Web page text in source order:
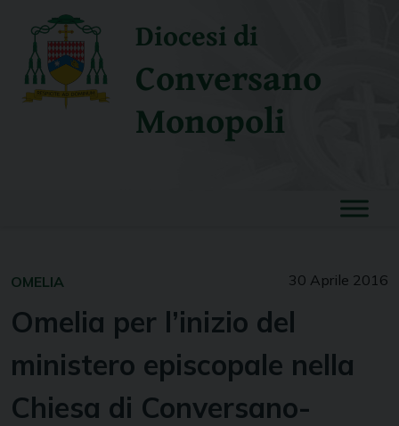
content
Diocesi di
Conversano
Monopoli
30 Aprile 2016
OMELIA
Omelia per l’inizio del
ministero episcopale nella
Chiesa di Conversano-